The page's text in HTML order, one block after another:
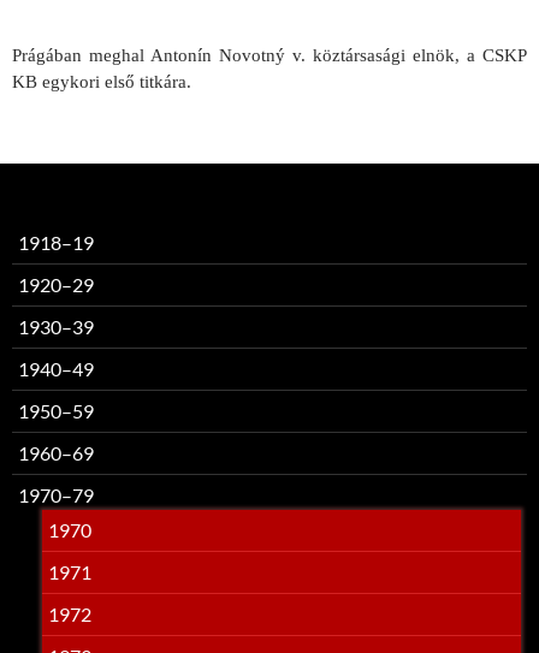
Prágában meghal Antonín Novotný v. köztársasági elnök, a CSKP
KB egykori első titkára.
1918–19
1920–29
1930–39
1940–49
1950–59
1960–69
1970–79
1970
1971
1972